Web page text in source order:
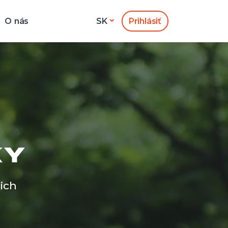
O nás SK Prihlásiť